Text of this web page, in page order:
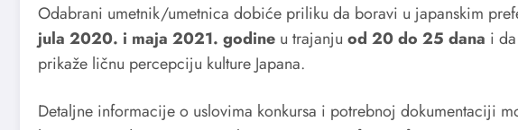
Odabrani umetnik/umetnica dobiće priliku da boravi u japanskim
jula 2020. i maja 2021. godine u trajanju od 20 do 25 dana i
prikaže ličnu percepciju kulture Japana.
Detaljne informacije o uslovima konkursa i potrebnoj dokumentaciji